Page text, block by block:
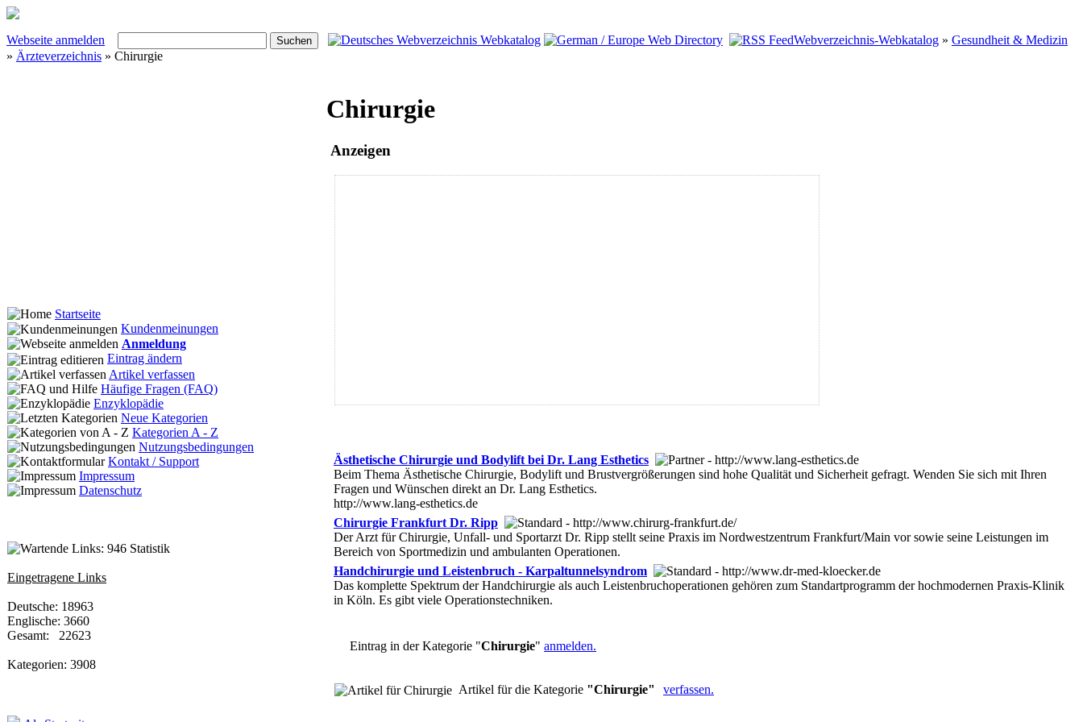
Webseite anmelden Webverzeichnis-Webkatalog » Gesundheit & Medizin
» Ärzteverzeichnis » Chirurgie
Startseite
Kundenmeinungen
Anmeldung
Eintrag ändern
Artikel verfassen
Häufige Fragen (FAQ)
Enzyklopädie
Neue Kategorien
Kategorien A - Z
Nutzungsbedingungen
Kontakt / Support
Impressum
Datenschutz
Statistik
Eingetragene Links
Deutsche: 18963
Englische: 3660
Gesamt: 22623
Kategorien: 3908
Chirurgie
Anzeigen
Ästhetische Chirurgie und Bodylift bei Dr. Lang Esthetics
Beim Thema Ästhetische Chirurgie, Bodylift und Brustvergrößerungen sind hohe Qualität und Sicherheit gefragt. Wenden Sie sich mit Ihren
Fragen und Wünschen direkt an Dr. Lang Esthetics.
http://www.lang-esthetics.de
Chirurgie Frankfurt Dr. Ripp
Der Arzt für Chirurgie, Unfall- und Sportarzt Dr. Ripp stellt seine Praxis im Nordwestzentrum Frankfurt/Main vor sowie seine Leistungen im
Bereich von Sportmedizin und ambulanten Operationen.
Handchirurgie und Leistenbruch - Karpaltunnelsyndrom
Das komplette Spektrum der Handchirurgie als auch Leistenbruchoperationen gehören zum Standartprogramm der hochmodernen Praxis-Klinik
in Köln. Es gibt viele Operationstechniken.
Eintrag in der Kategorie "Chirurgie" anmelden.
Artikel für die Kategorie "Chirurgie" verfassen.